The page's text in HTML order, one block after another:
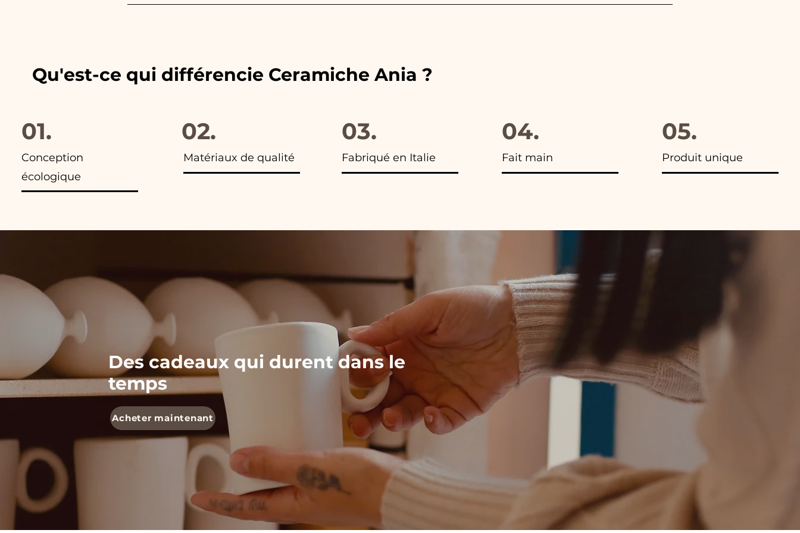
Nous adaptons toujours les couleurs des rubans aux couleurs du cadeau de mariage choisi. De plus, dans toutes
Qu'est-ce qui différencie Ceramiche Ania ?
01.
Conception
écologique
02.
Matériaux de qualité
03.
Fabriqué en Italie
04.
Fait main
05.
Produit unique
Des cadeaux qui durent dans le
temps
Acheter maintenant